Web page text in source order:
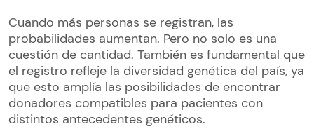
Cuando más personas se registran, las
probabilidades aumentan. Pero no solo es una
cuestión de cantidad. También es fundamental que
el registro refleje la diversidad genética del país, ya
que esto amplía las posibilidades de encontrar
donadores compatibles para pacientes con
distintos antecedentes genéticos.